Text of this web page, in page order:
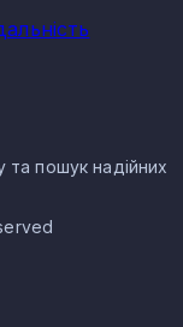
та пошук надійних